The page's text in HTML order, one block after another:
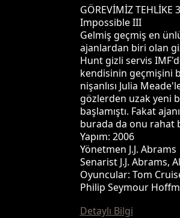
GÖREVİMİZ TEHLİKE
Impossible III
Gelmiş geçmiş en
ajanlardan biri olan
Hunt gizli servis
kendisinin geçmişini
nişanlısı Julia
gözlerden uzak yeni
başlamıştı. Fakat
burada da onu rahat
Yapım: 2006
Yönetmen J.J. Abrams
Senarist J.J. Abrams,
Oyuncular: Tom
Philip Seymour
Detaylı Bilgi